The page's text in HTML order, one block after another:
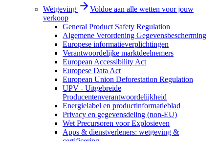
Wetgeving
Voldoe aan alle wetten voor jouw
verkoop
General Product Safety Regulation
Algemene Verordening Gegevensbescherming
Europese informatieverplichtingen
Verantwoordelijke marktdeelnemers
European Accessibility Act
Europese Data Act
European Union Deforestation Regulation
UPV - Uitgebreide
Producentenverantwoordelijkheid
Energielabel en productinformatieblad
Privacy en gegevensdeling (non-EU)
Wet Precursoren voor Explosieven
Apps & dienstverleners: wetgeving &